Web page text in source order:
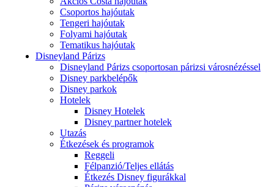
Csoportos hajóutak
Tengeri hajóutak
Folyami hajóutak
Tematikus hajóutak
Disneyland Párizs
Disneyland Párizs csoportosan párizsi városnézéssel
Disney parkbelépők
Disney parkok
Hotelek
Disney Hotelek
Disney partner hotelek
Utazás
Étkezések és programok
Reggeli
Félpanzió/Teljes ellátás
Étkezés Disney figurákkal